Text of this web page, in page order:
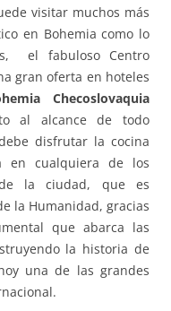
visitar muchos más
en Bohemia como lo
el fabuloso Centro
gran oferta en hoteles
Checoslovaquia
al alcance de todo
disfrutar la cocina
en cualquiera de los
la ciudad, que es
la Humanidad, gracias
que abarca las
la historia de
una de las grandes